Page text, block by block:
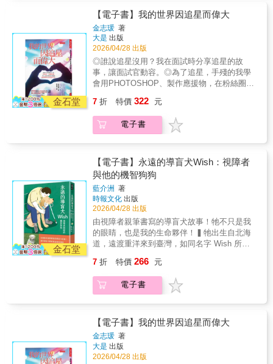
的翻開這本書，閱讀了幾個關於「成長」的章
節，漸漸的胸就不悶了，心情也變得平靜了下
來，原來我們真的可以在書裡找到那些原本以
為無解的答案。（shinyi.bowl）不能說看完一
定就對人生有改變，但至少每認真思考一頁，
內心就多了那麼一份力量。（jessicayuchen）
裡面的文字很溫暖，當我在最脆弱的時候是它
陪伴著我，看了無數次，還是依舊感動。
（djnana_666）起床吃完早餐、打掃家裡、窩
值得省思，看完覺得有種豁達感。（s_6691）
一直很喜歡這書名帶給人的感覺，就像人生目
標一樣的。（daybxk）給予那些正處於低潮的
人一點溫暖，「很多事情、很多道理 不一定是
做到了才能相信， 而是你先相信了才能做
到。」（yangyang_kuo）
節性心靈變化與日常慣性行為背後的心理機
制。✧ 想設立新年目標，卻害怕失敗而放棄→
用肌力訓練的方式養成意志力，計畫不再中斷
✧ 過年起衝突，配偶沒站在自己這邊→從防衛
機制揭露孝順的動機，進而找回主控權✧ 每逢
大熱天，看什麼都不順眼→探究引起憤怒的種
種來源，並向烏賊學習情緒調節之道✧ 夜色漸
關係，揭開人們集體季節性低潮的神祕面紗✧
人生被無用之物牽制，難以斷捨離→探討渴望
改變又捨不得放手的原因，了解阻礙前進的三
種心理✧ 一想到旅行就累了，不知休假日該怎
壓方式▎今年，就用心理學把日子過得還不
錯！ 面對一年四季輪番上演的煩惱、喜悅或惆
悵，本書援引心理學觀點，帶我們了解關於節
慶、旅行與消費、食慾、立定計畫、孝順、恐
懼與憤怒等全方位的心理學知識，並探討人生
抉擇、心靈成長等生活議題，幫助我們做好情
緒管理，有智慧地解開家庭與人際關係的糾
結。在這本書中，每個月都有具體的探索主
題，都是一次改變的嶄新契機；串連每一件微
不足道卻深刻的小事，就是美好的一年！今天
開始，跟著書中的心靈探索，從生活中的小行
動做出改變，細細感受日子裡的小幸福，輕鬆
過好每一天！★溫暖金句給你療癒★．當成功
的基準被架得太高，普通的生活便容易被歸類
再加，而在於沒什麼需要減去。．第一顆扣子
扣錯了，結果卻穿得意外時髦。．沒有說出
口，不代表愛不存在；有時候，沉默反而是一
種體貼。．所謂「時間能解決一切」，並不是
到，總是特別情緒化？# 為什麼一月的第三個
星期一最憂鬱？# 旅行的時候，為何錢花得特
別快？# 明明玩得很開心，為什麼放假回來卻
覺得更累？# 為何總在特定情境卡關，在相似
的場景感到恐懼或憤怒？如果你發現某些煩惱
或衝突，總在特定時節反覆出現；某些行為與
習慣，怎樣都無法改變⋯⋯就讓這本溫柔而親
切的「心靈月曆」，帶你走過不安與煩憂，在
流轉的時節中，找回安穩與幸福的節奏！▎從
季節變化、外部環境對人類行為的影響，社會
心理學家申杲恩用一年的時間，以月分和季節
為切點，藉由細膩且具洞察力的文字，記下人
生活事件。並且從心理學的角度出發，探尋季
節性心靈變化與日常慣性行為背後的心理機
制。✧ 想設立新年目標，卻害怕失敗而放棄→
用肌力訓練的方式養成意志力，計畫不再中斷
✧ 過年起衝突，配偶沒站在自己這邊→從防衛
機制揭露孝順的動機，進而找回主控權✧ 每逢
大熱天，看什麼都不順眼→探究引起憤怒的種
種來源，並向烏賊學習情緒調節之道✧ 夜色漸
關係，揭開人們集體季節性低潮的神祕面紗✧
人生被無用之物牽制，難以斷捨離→探討渴望
改變又捨不得放手的原因，了解阻礙前進的三
壓方式▎今年，就用心理學把日子過得還不
錯！ 面對一年四季輪番上演的煩惱、喜悅或惆
悵，本書援引心理學觀點，帶我們了解關於節
慶、旅行與消費、食慾、立定計畫、孝順、恐
金石堂
【電子書】我的世界因追星而偉大
金志瑗 著
大是 出版
2026/04/28 出版
◎誰說追星沒用？我在面試時分享追星的故
事，讓面試官動容。◎為了追星，手殘的我學
會用PHOTOSHOP、製作應援物，在粉絲圈中
的新作品，我鼓起勇氣踏出家門、不再繭居。
◎想靠自己讀懂歌詞，我學會第二外語，連外
師都稱讚我的口說能力。 作者金志瑗，是在公
到社畜時期！迷過的對象，包括：偶像、演
員、哈利波特，甚至電競選手。因喜歡哈利波
特，她等不及出版社翻譯、出版，於是自己買
了原文小說，搭配字典一起讀。為了替偶像的
歌曲衝榜，她拚命刷音源、為偶像投票，連專
輯都要買破百張。這些瘋狂行徑，讓她飽受旁
人嘲弄：「把錢和時間花在那些沒用的事情
上，真是無腦迷妹。」然而只有她自己深知，
追星，曾讓她在頻臨崩潰、感到厭煩與寂寞
時，重新找回生活意義：「每一天，我都比昨
Story上發表〈我看起來像追星的人嗎？〉，以
幽默筆觸，寫下自己追星的各種新奇體驗，更
拿下第12屆Kakao Brunch Book綜合文類大
學休學，變得不敢出門、無法好好生活。但為
了見本命演員，她鼓起勇氣獨自外出參加電影
節，不再繭居。一定要追真人嗎？很多人追人
偶，即使不把玩，光是展示就心情愉悅。迷上
7 折 特價 322 元
電子書
金石堂
【電子書】永遠的導盲犬Wish：視障者
與他的機智狗狗
藍介洲 著
時報文化 出版
2026/04/28 出版
由視障者親筆書寫的導盲犬故事！牠不只是我
的眼睛，也是我的生命夥伴！▍牠出生自北海
道，遠渡重洋來到臺灣，如同名字 Wish 所寄
合格導盲犬。▍他在16歲那年全盲，早已習慣
在看不見的世界裡生活。直到遇見導盲犬
Wish，他的生命出現了全新的挑戰與希望。對
練有素的 Wish 總是穩定可靠，但車水馬龍的
路上充滿挑戰，熱情又好奇的人們也常常花樣
百出──關心導盲犬工作權益的朋友，擔心Wish
工時太長；有人把Wish當招財犬，拿彩券在牠
7 折 特價 266 元
電子書
【電子書】我的世界因追星而偉大
金志瑗 著
大是 出版
2026/04/28 出版